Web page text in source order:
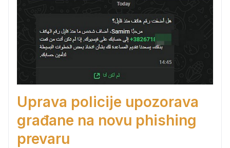
Uprava policije upozorava
građane na novu phishing
prevaru